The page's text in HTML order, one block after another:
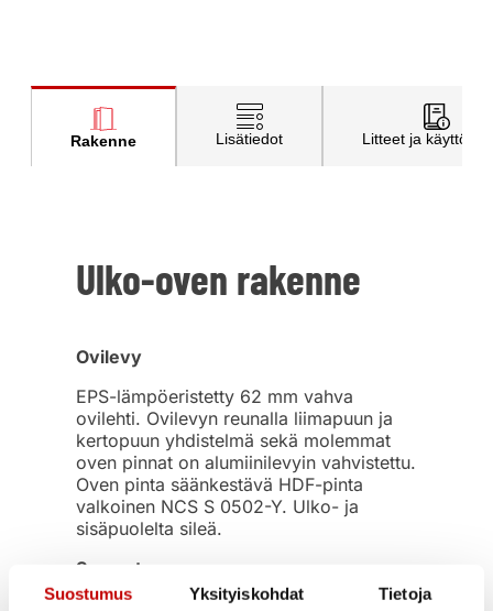
Suostumus Yksityiskohdat Tietoja
Rakenne Lisätiedot Litteet ja
Ulko-oven rakenne
Ovilevy
EPS-lämpöeristetty 62 mm vahva
ovilehti. Ovilevyn reunalla liimapuun ja
kertopuun yhdistelmä sekä molemmat
oven pinnat on alumiinilevyin vahvistettu.
Oven pinta säänkestävä HDF-pinta
valkoinen NCS S 0502-Y. Ulko- ja
sisäpuolelta sileä.
Saranat